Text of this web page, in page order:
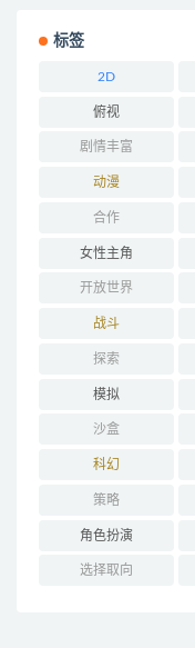
标签
2D
俯视
剧情丰富
动漫
合作
女性主角
开放世界
战斗
探索
模拟
沙盒
科幻
策略
角色扮演
选择取向